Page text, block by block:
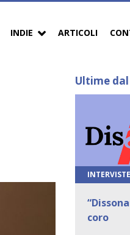
INDIE ARTICOLI
Ultime
INTERVISTE
coro